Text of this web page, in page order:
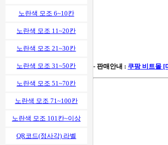
노란색 모조 6~10칸
노란색 모조 11~20칸
노란색 모조 21~30칸
노란색 모조 31~50칸
노란색 모조 51~70칸
노란색 모조 71~100칸
노란색 모조 101칸~이상
QR코드(정사각) 라벨
- 판매안내 : 쿠팡 비트몰 [